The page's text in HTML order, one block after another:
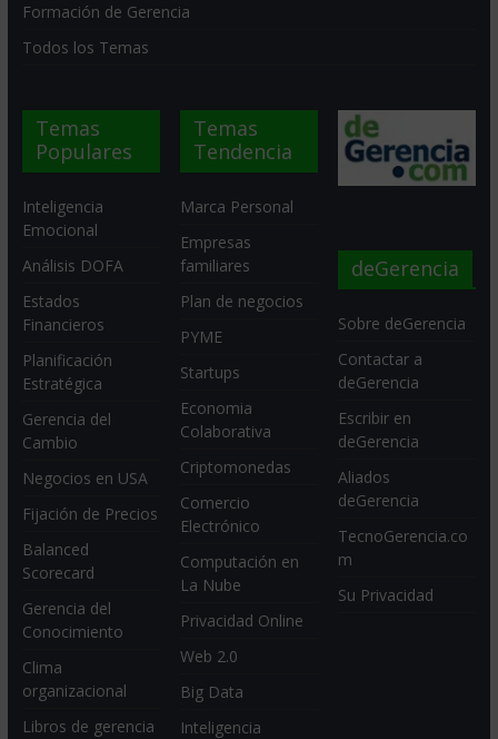
Formación de Gerencia
Todos los Temas
Temas
Populares
Inteligencia
Emocional
Análisis DOFA
Estados
Financieros
Planificación
Estratégica
Gerencia del
Cambio
Negocios en USA
Fijación de Precios
Balanced
Scorecard
Gerencia del
Conocimiento
Clima
organizacional
Libros de gerencia
Temas
Tendencia
Marca Personal
Empresas
familiares
Plan de negocios
PYME
Startups
Economia
Colaborativa
Criptomonedas
Comercio
Electrónico
Computación en
La Nube
Privacidad Online
Web 2.0
Big Data
Inteligencia
deGerencia
Sobre deGerencia
Contactar a
deGerencia
Escribir en
deGerencia
Aliados
deGerencia
TecnoGerencia.co
m
Su Privacidad